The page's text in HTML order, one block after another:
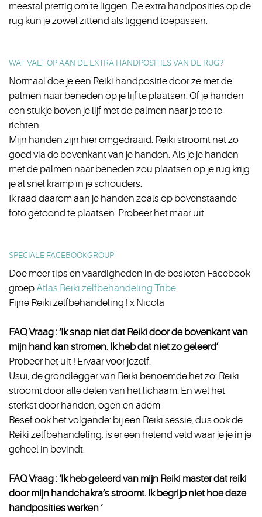
meestal prettig om te liggen. De extra handposities op de
rug kun je zowel zittend als liggend toepassen.
WAT VALT OP AAN DE EXTRA HANDPOSITIES VAN DE RUG?
Normaal doe je een Reiki handpositie door ze met de
palmen naar beneden op je lijf te plaatsen. Of je handen
een stukje boven je lijf met de palmen naar je toe te
richten.
Mijn handen zijn hier omgedraaid. Reiki stroomt net zo
goed via de bovenkant van je handen. Als je je handen
met de palmen naar beneden zou plaatsen op je rug krijg
je al snel kramp in je schouders.
Ik raad daarom aan je handen zoals op bovenstaande
foto getoond te plaatsen. Probeer het maar uit.
SPECIALE FACEBOOKGROUP
Doe meer tips en vaardigheden in de besloten Facebook
groepAtlas Reiki zelfbehandeling Tribe
Fijne Reiki zelfbehandeling ! x Nicola
FAQ Vraag : ‘Ik snap niet dat Reiki door de bovenkant van
mijn hand kan stromen. Ik heb dat niet zo geleerd’
Probeer het uit ! Ervaar voor jezelf.
Usui, de grondlegger van Reiki benoemde het zo: Reiki
stroomt door alle delen van het lichaam. En wel het
sterkst door handen, ogen en adem
Besef ook het volgende: bij een Reiki sessie, dus ook de
Reiki zelfbehandeling, is er een helend veld waar je je in je
geheel in bevindt.
FAQ Vraag : ‘Ik heb geleerd van mijn Reiki master dat reiki
door mijn handchakra’s stroomt. Ik begrijp niet hoe deze
handposities werken ‘